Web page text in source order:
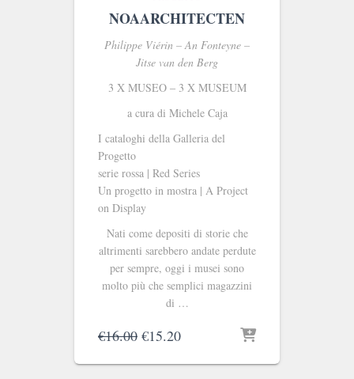
NOAARCHITECTEN
Philippe Viérin – An Fonteyne –
Jitse van den Berg
3 X MUSEO ‒ 3 X MUSEUM
a cura di Michele Caja
I cataloghi della Galleria del
Progetto
serie rossa | Red Series
Un progetto in mostra | A Project
on Display
Nati come depositi di storie che
altrimenti sarebbero andate perdute
per sempre, oggi i musei sono
molto più che semplici magazzini
di …
€16.00 Il
originale
€15.20Il
attuale